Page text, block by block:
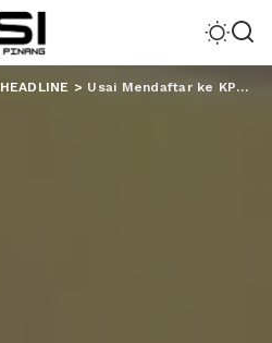
HEADLINE > Usai Mendaftar ke KPU, Arinal Sebut Bacaleg Golkar Punya Nilai Jual